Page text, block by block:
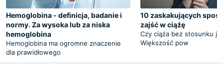
Hemoglobina - definicja, badanie i
normy. Za wysoka lub za niska
hemoglobina
Hemoglobina ma ogromne znaczenie
dla prawidłowego
10 zaskakujących
zajść w ciążę
Czy ciąża bez stosunku
Większość pow